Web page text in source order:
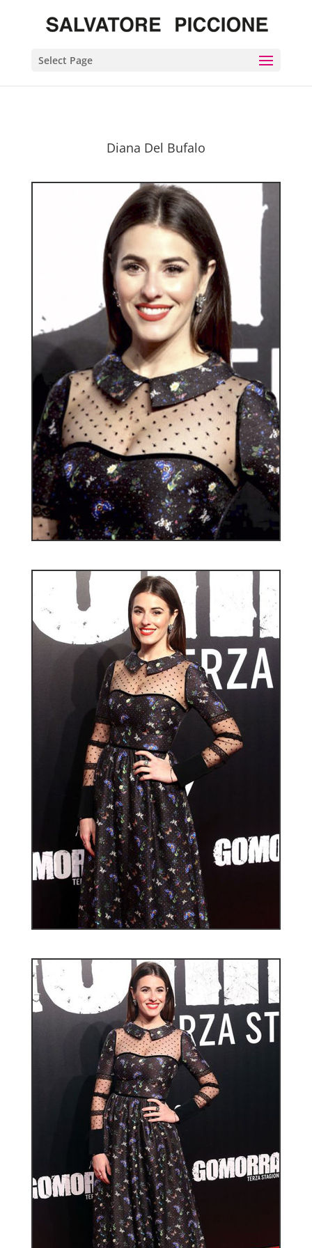
Select Page
Diana Del Bufalo